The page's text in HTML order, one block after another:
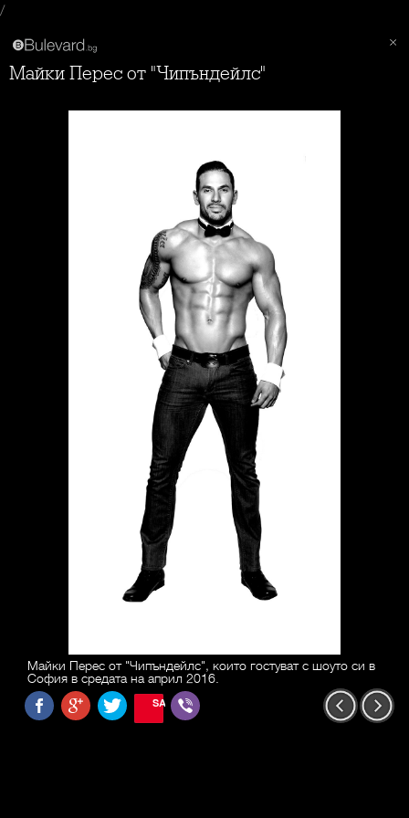
/
Майки Перес от "Чипъндейлс"
Майки Перес от "Чипъндейлс", които гостуват с шоуто си в
София в средата на април 2016.
SAVE